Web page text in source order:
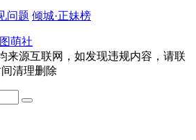
问题 倾城·正妹榜
图萌社
来源互联网，如发现违规内容，请联
清理删除